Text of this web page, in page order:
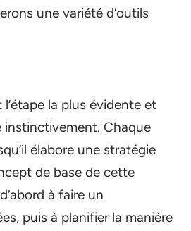
une variété d’outils
la plus évidente et
instinctivement. Chaque
élabore une stratégie
de base de cette
à faire un
puis à planifier la manière